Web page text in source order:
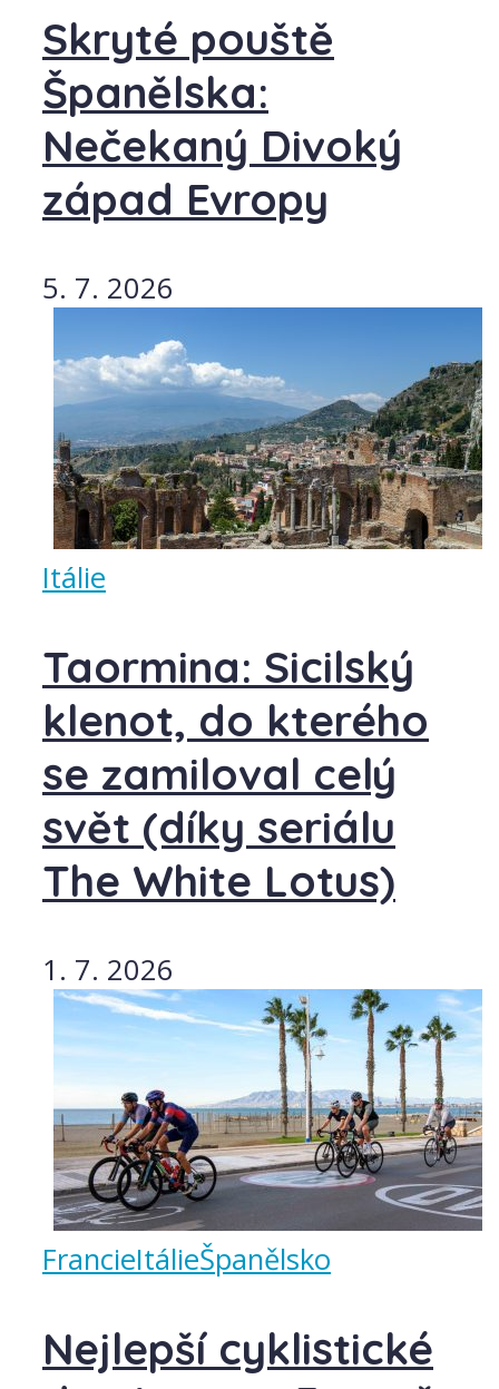
Skryté pouště
Španělska:
Nečekaný Divoký
západ Evropy
5. 7. 2026
Itálie
Taormina: Sicilský
klenot, do kterého
se zamiloval celý
svět (díky seriálu
The White Lotus)
1. 7. 2026
FrancieItálieŠpanělsko
Nejlepší cyklistické